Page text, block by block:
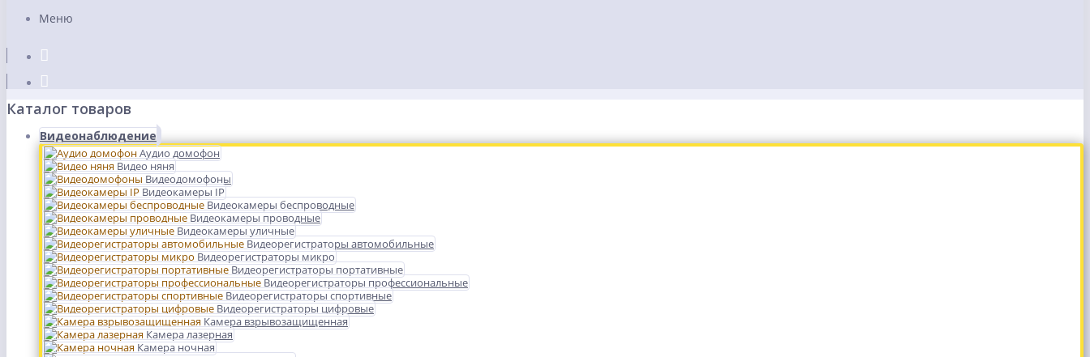
Меню
Каталог товаров
Видеонаблюдение
Аудио домофон
Видео няня
Видеодомофоны
Видеокамеры IP
Видеокамеры беспроводные
Видеокамеры проводные
Видеокамеры уличные
Видеорегистраторы автомобильные
Видеорегистраторы микро
Видеорегистраторы портативные
Видеорегистраторы профессиональные
Видеорегистраторы спортивные
Видеорегистраторы цифровые
Камера взрывозащищенная
Камера лазерная
Камера ночная